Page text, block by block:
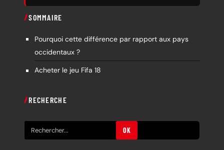
SOMMAIRE
Pourquoi cette différence par rapport aux pays
occidentaux ?
Acheter le jeu Fifa 18
RECHERCHE
e
OK